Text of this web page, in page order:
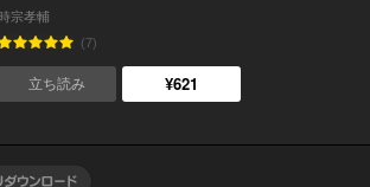
宗孝輔
(7)
立ち読み ¥621